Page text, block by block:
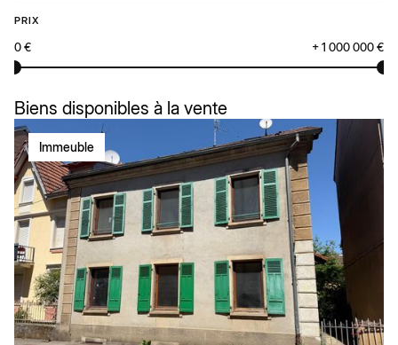
PRIX
0 € + 1 000 000 €
Biens disponibles à la vente
Immeuble